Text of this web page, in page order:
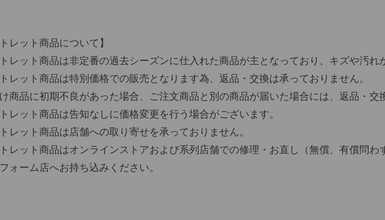
トレット商品について】
トレット商品は非定番の過去シーズンに仕入れた商品が主となっており、キズや汚れ
トレット商品は特別価格での販売となります為、返品・交換は承っておりません。
け商品に初期不良があった場合、ご注文商品と別の商品が届いた場合には、返品・交
トレット商品は告知なしに価格変更を行う場合がございます。
トレット商品は店舗への取り寄せを承っておりません。
トレット商品はオンラインストアおよび系列店舗での修理・お直し（無償、有償問
ォーム店へお持ち込みください。